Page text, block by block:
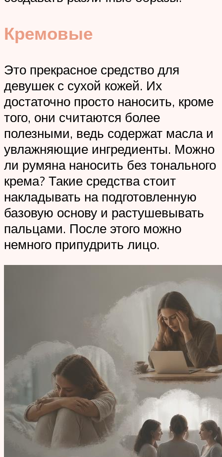
Кремовые
Это прекрасное средство для
девушек с сухой кожей. Их
достаточно просто наносить, кроме
того, они считаются более
полезными, ведь содержат масла и
увлажняющие ингредиенты. Можно
ли румяна наносить без тонального
крема? Такие средства стоит
накладывать на подготовленную
базовую основу и растушевывать
пальцами. После этого можно
немного припудрить лицо.